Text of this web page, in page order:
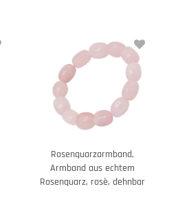
Rosenquarzarmband,
Armband aus echtem
Rosenquarz, rosè, dehnbar